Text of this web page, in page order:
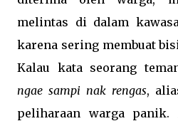
melintas di dalam
karena sering membuat
Kalau kata seorang
ngae sampi nak rengas,
peliharaan warga panik.